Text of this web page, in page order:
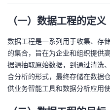
发
者
我
的
我
（一）数据工程的定义
数据工程是一系列用于收集、存
的集合，旨在为企业和组织提供
据源抽取原始数据，到通过清洗
合分析的形式，最终存储在数据
供业务智能工具和数据分析应用使